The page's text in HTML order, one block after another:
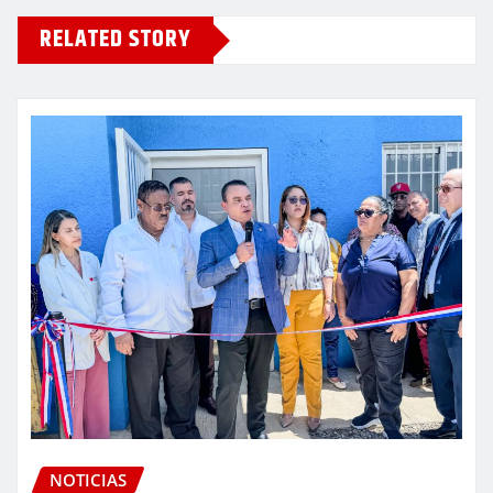
RELATED STORY
NOTICIAS